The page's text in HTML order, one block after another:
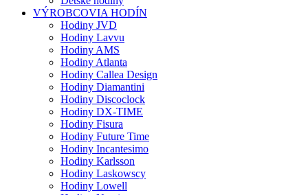
VÝROBCOVIA HODÍN
Hodiny JVD
Hodiny Lavvu
Hodiny AMS
Hodiny Atlanta
Hodiny Callea Design
Hodiny Diamantini
Hodiny Discoclock
Hodiny DX-TIME
Hodiny Fisura
Hodiny Future Time
Hodiny Incantesimo
Hodiny Karlsson
Hodiny Laskowscy
Hodiny Lowell